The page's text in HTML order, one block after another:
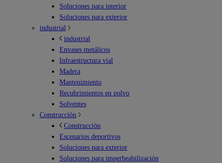
Soluciones para interior
Soluciones para exterior
industrial
industrial
Envases metálicos
Infraestructura vial
Madera
Mantenimiento
Recubrimientos en polvo
Solventes
Construcción
Construcción
Escenarios deportivos
Soluciones para exterior
Soluciones para imperbeabilización